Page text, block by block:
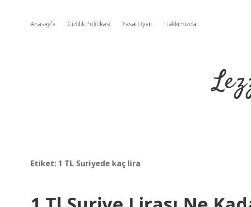
Anasayfa Gizlilik Politikası Yasal Uyarı Hakkımızda
Etiket: 1 TL Suriyede kaç lira